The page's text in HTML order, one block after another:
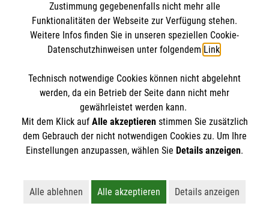
Newsletter abonnieren
Cookies verwalten Impressum | Datenschutz
Zustimmung gegebenenfalls nicht mehr alle
Funktionalitäten der Webseite zur Verfügung stehen.
Weitere Infos finden Sie in unseren speziellen Cookie-
Datenschutzhinweisen unter folgendem Link.
Technisch notwendige Cookies können nicht abgelehnt
werden, da ein Betrieb der Seite dann nicht mehr
gewährleistet werden kann.
Mit dem Klick auf Alle akzeptierenstimmen Sie zusätzlich
dem Gebrauch der nicht notwendigen Cookies zu. Um Ihre
Einstellungen anzupassen, wählen Sie Details anzeigen.
Alle ablehnen
Lehnt alle nicht-essentiellen Cookies ab
Alle akzeptieren
Akzeptiert alle Cookies
Details anzeigen